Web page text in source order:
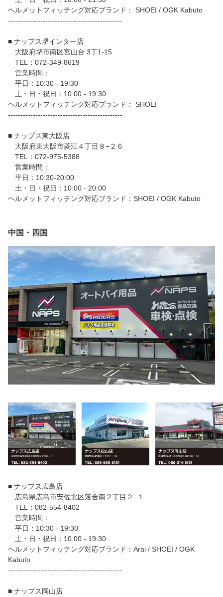
ヘルメットフィッテング対応ブランド： SHOEI / OGK Kabuto
----------------------------------------------
■ ナップス堺インター店
大阪府堺市南区宮山台 3丁1-15
TEL：072-349-8619
営業時間：
平日：10:30 - 19:30
土・日・祝日：10:00 - 19:30
ヘルメットフィッテング対応ブランド： SHOEI
----------------------------------------------
■ ナップス東大阪店
大阪府東大阪市菱江４丁目８−２６
TEL：072-975-5388
営業時間：
平日：10:30-20:00
土・日・祝日：10:00 - 20:00
ヘルメットフィッテング対応ブランド：SHOEI / OGK Kabuto
中国・四国
■ ナップス広島店
広島県広島市安佐北区落合南２丁目２−１
TEL：082-554-8402
営業時間：
平日：10:30 - 19:30
土・日・祝日：10:00 - 19:30
ヘルメットフィッテング対応ブランド：Arai / SHOEI / OGK
Kabuto
----------------------------------------------
■ ナップス岡山店